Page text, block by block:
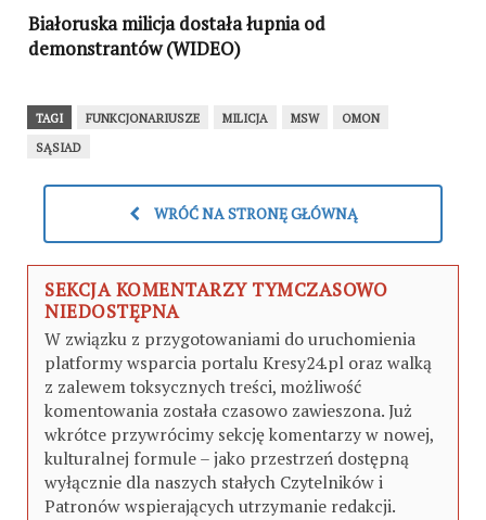
Białoruska milicja dostała łupnia od
demonstrantów (WIDEO)
TAGI FUNKCJONARIUSZE MILICJA MSW
OMON
SĄSIAD
WRÓĆ NA STRONĘ GŁÓWNĄ
SEKCJA KOMENTARZY TYMCZASOWO
NIEDOSTĘPNA
W związku z przygotowaniami do uruchomienia
platformy wsparcia portalu Kresy24.pl oraz walką
z zalewem toksycznych treści, możliwość
komentowania została czasowo zawieszona. Już
wkrótce przywrócimy sekcję komentarzy w nowej,
kulturalnej formule – jako przestrzeń dostępną
wyłącznie dla naszych stałych Czytelników i
Patronów wspierających utrzymanie redakcji.